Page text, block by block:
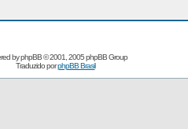
byphpBB© 2001, 2005 phpBB Group
Traduzido porphpBB Brasil